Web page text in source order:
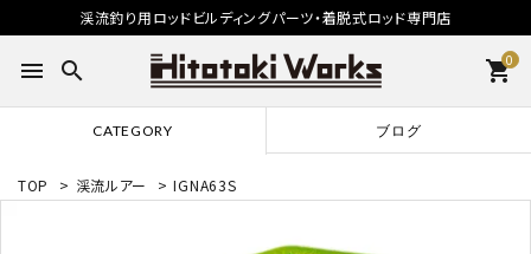
渓流釣り用ロッドビルディングパーツ・着脱式ロッド専門店
menu search 0
shopping_cart
CATEGORY ブログ
TOP > 渓流ルアー > IGNA63S